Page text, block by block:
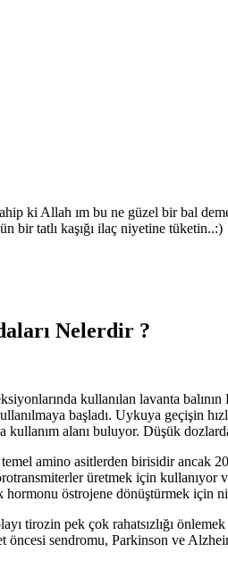
ki Allah ım bu ne güzel bir bal
bir tatlı kaşığı ilaç niyetine tüketin..:)
Nelerdir ?
kullanılan lavanta
başladı. Uykuya geçişin
kullanım alanı buluyor. Düşük
amino asitlerden birisidir ancak
üretmek için kullanıyor
hormonu östrojene dönüştürmek için
tirozin pek çok rahatsızlığı
öncesi sendromu, Parkinson ve